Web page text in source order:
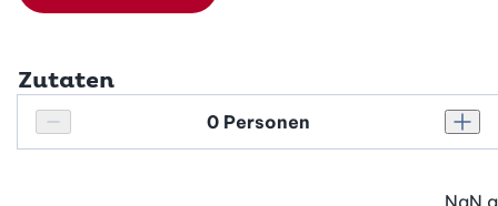
Zutaten
Personenanzahl verringern
Personenanzahl